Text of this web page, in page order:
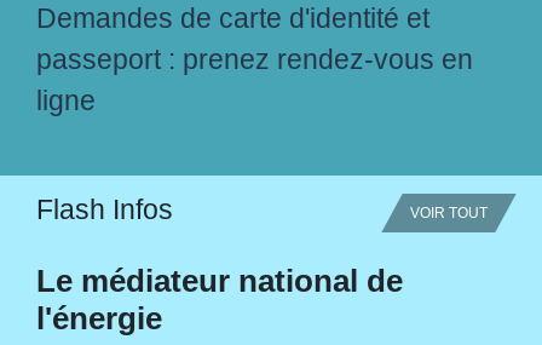
Demandes de carte d'identité et
passeport : prenez rendez-vous en
ligne
Flash Infos VOIR TOUT
Le médiateur national de
l'énergie